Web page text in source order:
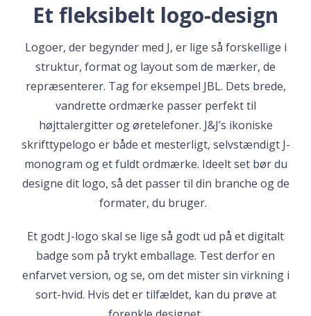
Et fleksibelt logo-design
Logoer, der begynder med J, er lige så forskellige i
struktur, format og layout som de mærker, de
repræsenterer. Tag for eksempel JBL. Dets brede,
vandrette ordmærke passer perfekt til
højttalergitter og øretelefoner. J&J’s ikoniske
skrifttypelogo er både et mesterligt, selvstændigt J-
monogram og et fuldt ordmærke. Ideelt set bør du
designe dit logo, så det passer til din branche og de
formater, du bruger.
Et godt J-logo skal se lige så godt ud på et digitalt
badge som på trykt emballage. Test derfor en
enfarvet version, og se, om det mister sin virkning i
sort-hvid. Hvis det er tilfældet, kan du prøve at